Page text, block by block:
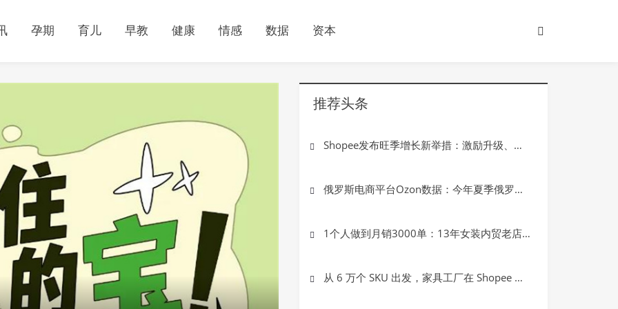
孕期 育儿 早教 健康 情感 数据 资本
深度
推荐头条
Shopee发布旺季增长新举措：激励升级、服务加码、生态护航
俄罗斯电商平台Ozon数据：今年夏季俄罗斯哪些品类卖爆了？
1个人做到月销3000单：13年女装内贸老店如何轻松做出海？
从 6 万个 SKU 出发，家具工厂在 Shopee 找到东南亚生意的确定感